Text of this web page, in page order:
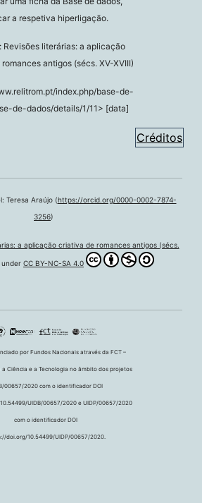
a respetiva hiperligação.
Revisões literárias: a aplicação
antigos (sécs. XV-XVIII)
index.php/base-de-
de-dados/details/1/11> [data]
Créditos
Teresa Araújo (https://orcid.org/0000-0002-7874-
3256)
a aplicação criativa de romances antigos (sécs.
under CC BY-NC-SA 4.0
por Fundos Nacionais através da FCT –
a Ciência e a Tecnologia no âmbito dos projetos
00657/2020 com o identificador DOI
UIDB/00657/2020 e UIDP/00657/2020
com o identificador DOI
doi.org/10.54499/UIDP/00657/2020.